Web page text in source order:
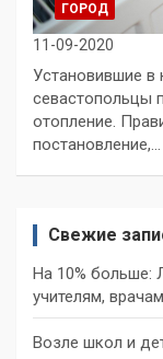
ГОРОД
11-09-2020
Установившие в
севастопольцы
отопление.
постановление,…
Свежие
На 10% больше:
учителям,
Возле школ и